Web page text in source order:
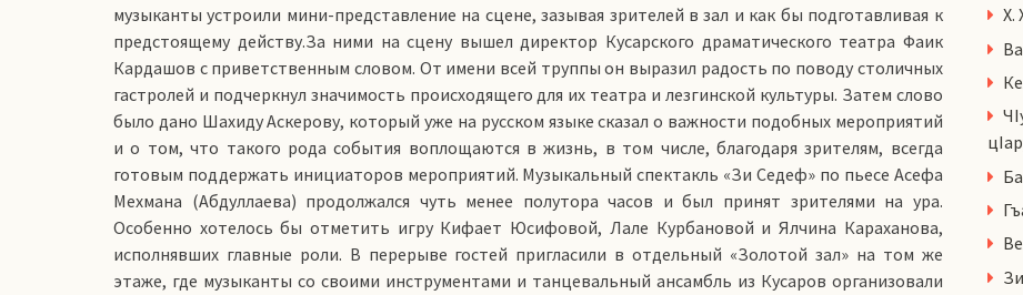
музыканты устроили мини-представление на сцене, зазывая зрителей в зал и как бы подготавливая к
предстоящему действу.За ними на сцену вышел директор Кусарского драматического театра Фаик
Кардашов с приветственным словом. От имени всей труппы он выразил радость по поводу столичных
гастролей и подчеркнул значимость происходящего для их театра и лезгинской культуры. Затем слово
было дано Шахиду Аскерову, который уже на русском языке сказал о важности подобных мероприятий
и о том, что такого рода события воплощаются в жизнь, в том числе, благодаря зрителям, всегда
готовым поддержать инициаторов мероприятий. Музыкальный спектакль «Зи Седеф» по пьесе Асефа
Мехмана (Абдуллаева) продолжался чуть менее полутора часов и был принят зрителями на ура.
Особенно хотелось бы отметить игру Кифает Юсифовой, Лале Курбановой и Ялчина Караханова,
исполнявших главные роли. В перерыве гостей пригласили в отдельный «Золотой зал» на том же
этаже, где музыканты со своими инструментами и танцевальный ансамбль из Кусаров организовали
Х.